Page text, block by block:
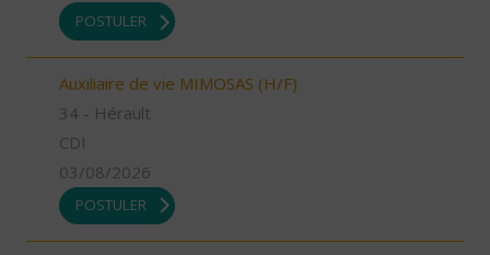
POSTULER
Auxiliaire de vie MIMOSAS (H/F)
34 - Hérault
CDI
03/08/2026
POSTULER